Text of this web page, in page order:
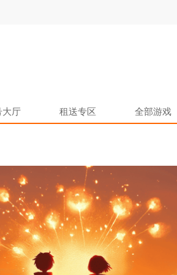
大厅 租送专区 全部游戏